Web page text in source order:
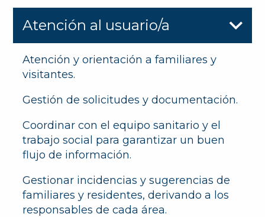
Atención al usuario/a
Atención y orientación a familiares y
visitantes.
Gestión de solicitudes y documentación.
Coordinar con el equipo sanitario y el
trabajo social para garantizar un buen
flujo de información.
Gestionar incidencias y sugerencias de
familiares y residentes, derivando a los
responsables de cada área.